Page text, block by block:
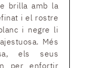
brilla amb la
i el rostre
i negre li
Més
els seus
per enfortir